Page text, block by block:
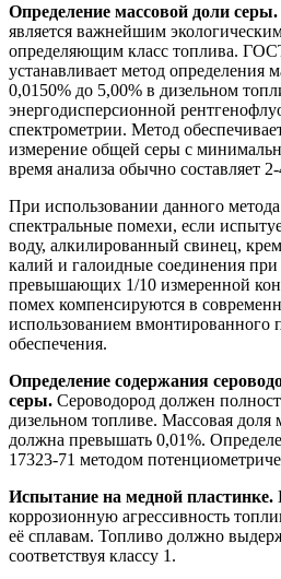
Определение массовой доли серы.
является важнейшим
определяющим класс топлива.
устанавливает метод определения
0,0150% до 5,00% в дизельном
энергодисперсионной
спектрометрии. Метод
измерение общей серы с
время анализа обычно составляет
При использовании данного
спектральные помехи, если
воду, алкилированный свинец,
калий и галоидные соединения при
превышающих 1/10 измеренной
помех компенсируются в
использованием вмонтированного
обеспечения.
Определение содержания
серы. Сероводород должен
дизельном топливе. Массовая доля
должна превышать 0,01%.
17323-71 методом
Испытание на медной пластинке.
коррозионную агрессивность
её сплавам. Топливо должно
соответствуя классу 1.